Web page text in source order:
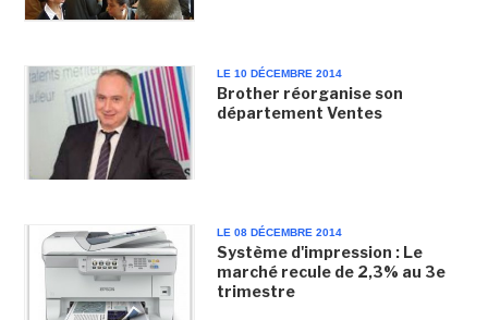
LE 10 DÉCEMBRE 2014
Brother réorganise son
département Ventes
LE 08 DÉCEMBRE 2014
Système d'impression : Le
marché recule de 2,3% au 3e
trimestre